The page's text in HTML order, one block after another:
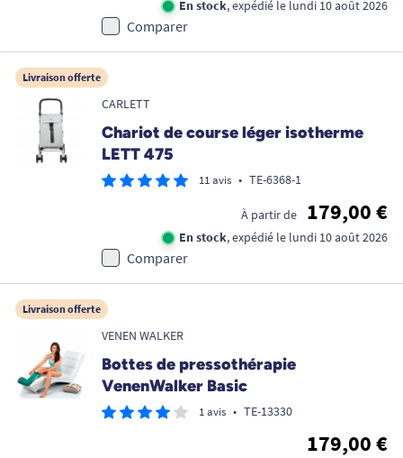
En stock, expédié le lundi 10 août 2026
Comparer
Livraison offerte
CARLETT
Chariot de course léger isotherme
LETT 475
11 avis • TE-6368-1
À partir de 179,00 €
En stock, expédié le lundi 10 août 2026
Comparer
Livraison offerte
VENEN WALKER
Bottes de pressothérapie
VenenWalker Basic
1 avis • TE-13330
179,00 €